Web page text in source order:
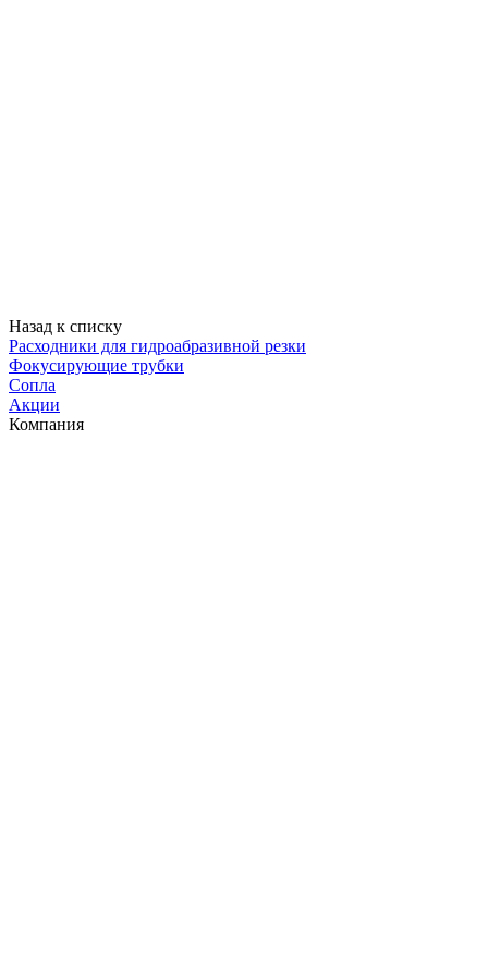
Назад к списку
Расходники для гидроабразивной резки
Фокусирующие трубки
Сопла
Акции
Компания